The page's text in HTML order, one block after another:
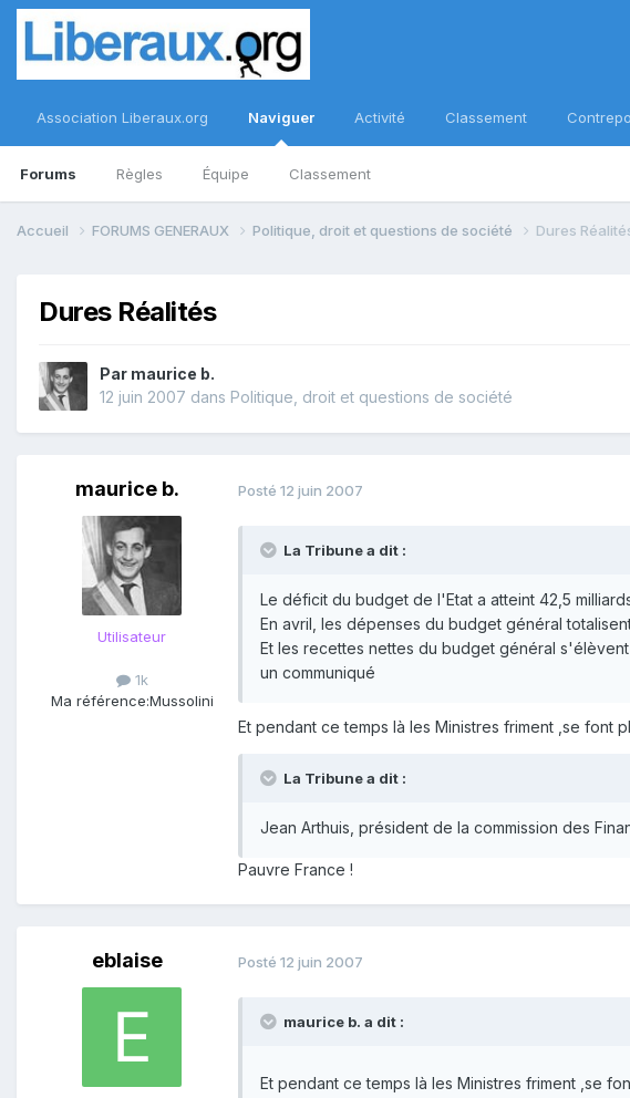
Association Liberaux.org Naviguer
Forums Règles Équipe Classement
Activité Classement
Accueil FORUMS GENERAUX Politique, droit et questions de société Dures
Dures Réalités
Par maurice b.
12 juin 2007 dans Politique, droit et questions de société
maurice b.
Utilisateur
1k
Ma référence:Mussolini
Posté 12 juin 2007
La Tribune a dit :
Le déficit du budget de l'Etat a atteint 42,5
En avril, les dépenses du budget général
Et les recettes nettes du budget général
un communiqué
Et pendant ce temps là les Ministres friment ,se font
La Tribune a dit :
Jean Arthuis, président de la commission des
Pauvre France !
eblaise Posté 12 juin 2007
maurice b. a dit :
Et pendant ce temps là les Ministres friment ,se